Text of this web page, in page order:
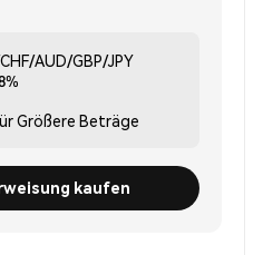
AUD/GBP/JPY
Größere Beträge
kaufen